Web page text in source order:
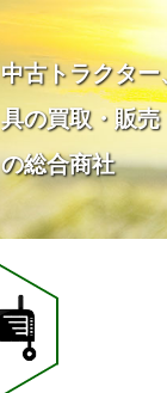
中古トラクター
具の買取・販売
の総合商社